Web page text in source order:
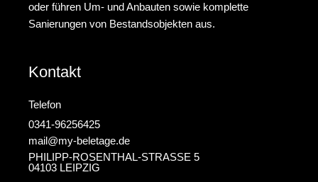
oder führen Um- und Anbauten sowie komplette
Sanierungen von Bestandsobjekten aus.
Kontakt
Telefon
0341-96256425
mail@my-beletage.de
PHILIPP-ROSENTHAL-STRASSE 5
04103 LEIPZIG